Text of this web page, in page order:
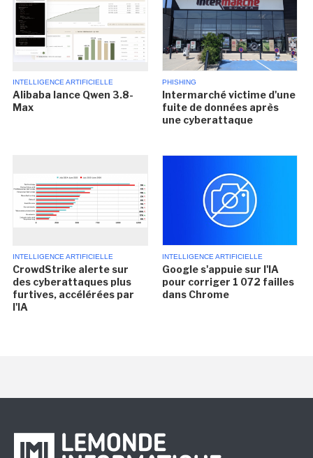
INTELLIGENCE ARTIFICIELLE
Alibaba lance Qwen 3.8-
Max
PHISHING
Intermarché victime d'une
fuite de données après
une cyberattaque
INTELLIGENCE ARTIFICIELLE
CrowdStrike alerte sur
des cyberattaques plus
furtives, accélérées par
l'IA
INTELLIGENCE ARTIFICIELLE
Google s'appuie sur l'IA
pour corriger 1 072 failles
dans Chrome